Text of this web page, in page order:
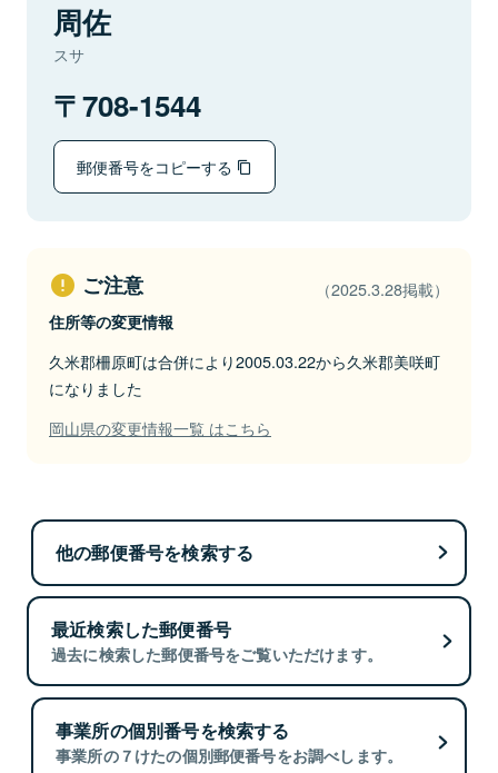
周佐
スサ
708-1544
郵便番号をコピーする
ご注意 （2025.3.28掲載）
住所等の変更情報
久米郡柵原町は合併により2005.03.22から久米郡美咲町
になりました
岡山県の変更情報一覧 はこちら
他の郵便番号を検索する
最近検索した郵便番号
過去に検索した郵便番号をご覧いただけます。
事業所の個別番号を検索する
事業所の７けたの個別郵便番号をお調べします。